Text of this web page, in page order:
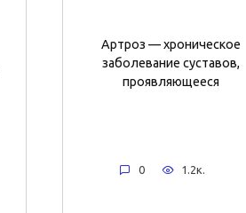
Артроз — хроническое
заболевание суставов,
проявляющееся
0 1.2к.